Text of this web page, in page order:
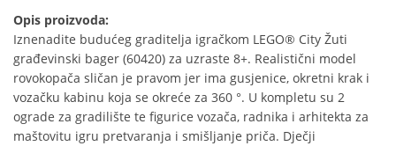
Opis proizvoda:
Iznenadite budućeg graditelja igračkom LEGO® City Žuti
građevinski bager (60420) za uzraste 8+. Realistični model
rovokopača sličan je pravom jer ima gusjenice, okretni krak i
vozačku kabinu koja se okreće za 360 °. U kompletu su 2
ograde za gradilište te figurice vozača, radnika i arhitekta za
maštovitu igru pretvaranja i smišljanje priča. Dječji